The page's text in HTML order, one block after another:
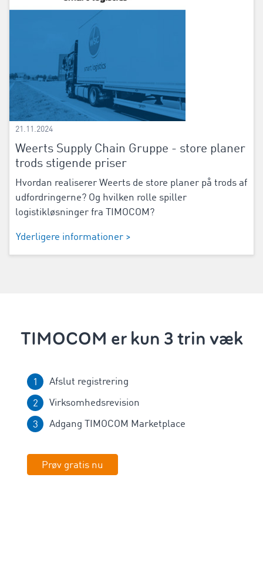
21.11.2024
Weerts Supply Chain Gruppe - store planer
trods stigende priser
Hvordan realiserer Weerts de store planer på trods af
udfordringerne? Og hvilken rolle spiller
logistikløsninger fra TIMOCOM?
Yderligere informationer >
TIMOCOM er kun 3 trin væk
Afslut registrering
Virksomhedsrevision
Adgang TIMOCOM Marketplace
Prøv gratis nu